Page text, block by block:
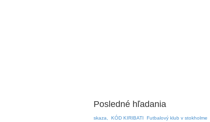
Posledné hľadania
skaza, KÓD KIRIBATI Futbalový klub v stokholme